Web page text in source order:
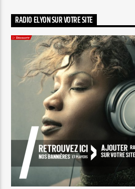
RADIO ELYON SUR VOTRE SITE